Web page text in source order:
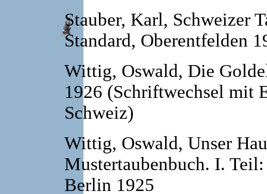
Stauber, Karl, Schweizer
Standard, Oberentfelden
Wittig, Oswald, Die
1926 (Schriftwechsel mit
Schweiz)
Wittig, Oswald, Unser
Mustertaubenbuch. I.
Berlin 1925